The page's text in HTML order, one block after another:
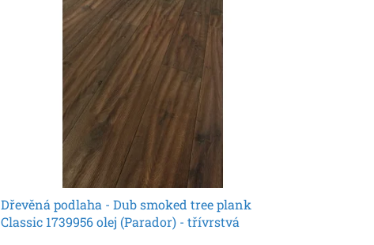
Dřevěná podlaha - Dub smoked tree plank
Classic 1739956 olej (Parador) - třívrstvá